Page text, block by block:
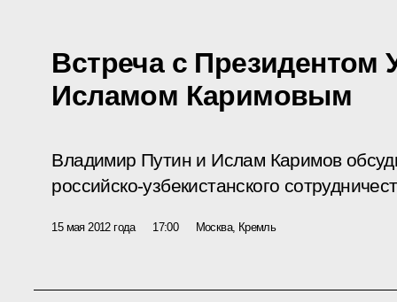
Встреча с Президентом
Исламом Каримовым
Владимир Путин и Ислам Каримов
российско-узбекистанского
15 мая 2012 года 17:00 Москва, Кремль